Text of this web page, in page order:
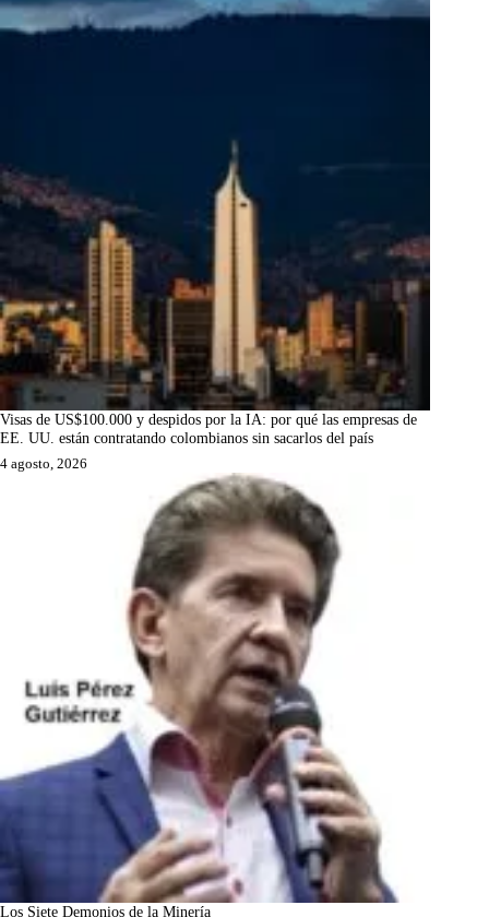
Visas de US$100.000 y despidos por la IA: por qué las empresas de
EE. UU. están contratando colombianos sin sacarlos del país
4 agosto, 2026
Los Siete Demonios de la Minería